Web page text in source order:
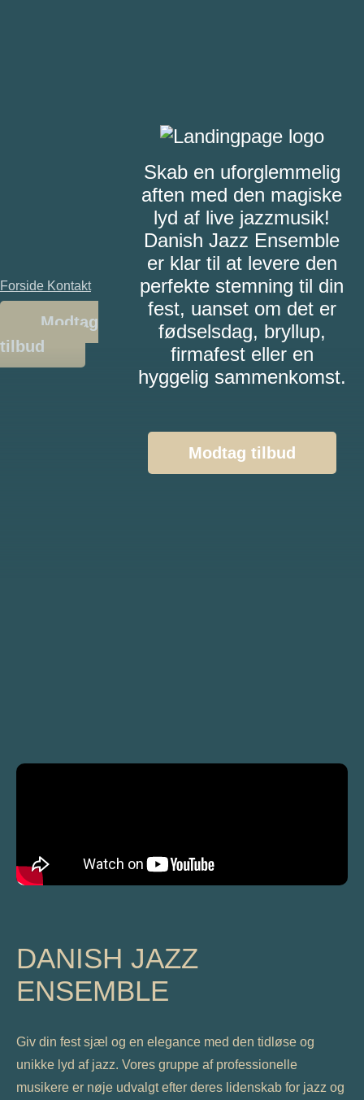
Forside Kontakt
Modtag
tilbud
Skab en uforglemmelig
aften med den magiske
lyd af live jazzmusik!
Danish Jazz Ensemble
er klar til at levere den
perfekte stemning til din
fest, uanset om det er
fødselsdag, bryllup,
firmafest eller en
hyggelig sammenkomst.
Modtag tilbud
DANISH JAZZ
ENSEMBLE
Giv din fest sjæl og en elegance med den tidløse og
unikke lyd af jazz. Vores gruppe af professionelle
musikere er nøje udvalgt efter deres lidenskab for jazz og